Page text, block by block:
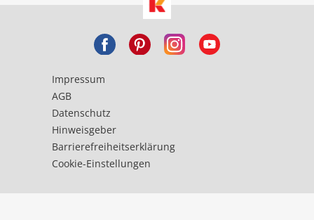
Impressum
AGB
Datenschutz
Hinweisgeber
Barrierefreiheitserklärung
Cookie-Einstellungen